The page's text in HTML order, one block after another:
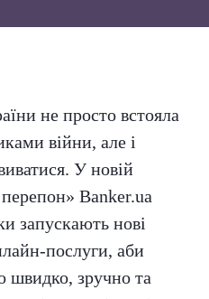
не просто встояла
війни, але і
У новій
Banker.ua
запускають нові
послуги, аби
швидко, зручно та